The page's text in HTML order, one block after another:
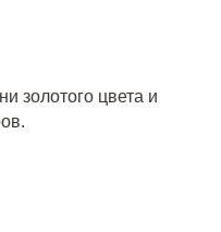
золотого цвета и